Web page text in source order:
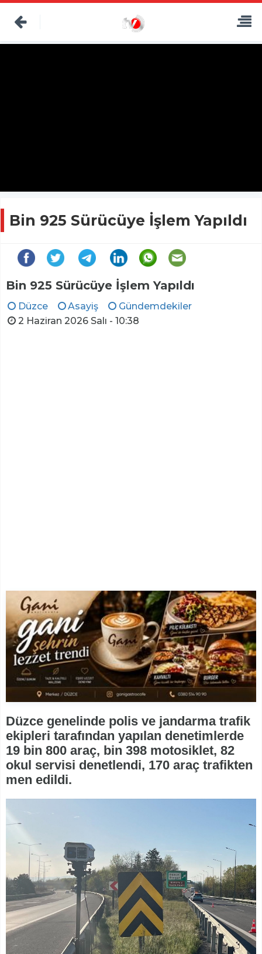
Bin 925 Sürücüye İşlem Yapıldı
Bin 925 Sürücüye İşlem Yapıldı
Düzce Asayiş
Gündemdekiler
2 Haziran 2026 Salı - 10:38
Düzce genelinde polis ve jandarma trafik
ekipleri tarafından yapılan denetimlerde
19 bin 800 araç, bin 398 motosiklet, 82
okul servisi denetlendi, 170 araç trafikten
men edildi.